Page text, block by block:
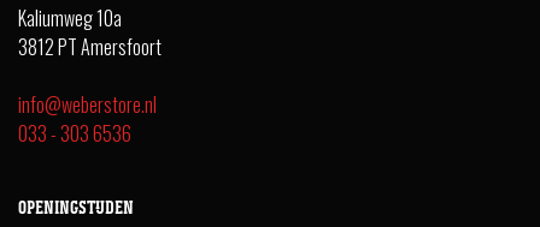
Kaliumweg 10a
3812 PT Amersfoort
info@weberstore.nl
033 - 303 6536
OPENINGSTIJDEN